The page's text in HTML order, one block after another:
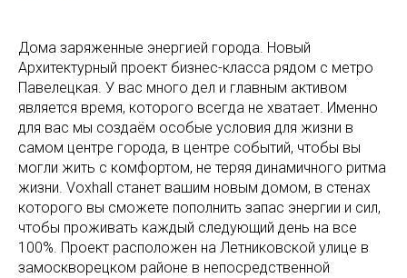
Дома заряженные энергией города. Новый
Архитектурный проект бизнес-класса рядом с метро
Павелецкая. У вас много дел и главным активом
является время, которого всегда не хватает. Именно
для вас мы создаём особые условия для жизни в
самом центре города, в центре событий, чтобы вы
могли жить с комфортом, не теряя динамичного ритма
жизни. Voxhall станет вашим новым домом, в стенах
которого вы сможете пополнить запас энергии и сил,
чтобы проживать каждый следующий день на все
100%. Проект расположен на Летниковской улице в
замоскворецком районе в непосредственной